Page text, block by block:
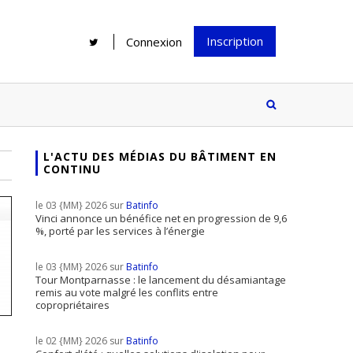
Connexion Inscription
idée mais...
Le print sous toutes ses formes a-t-
il encore sa place dans un monde
Rénover une salle de bains : gagner
supports
inscrire
à notre
?
L'ACTU DES MÉDIAS DU BÂTIMENT EN
CONTINU
le 03 {MM} 2026 surBatinfo
Vinci annonce un bénéfice net en progression de 9,6
%, porté par les services à l’énergie
le 03 {MM} 2026 surBatinfo
Tour Montparnasse : le lancement du désamiantage
remis au vote malgré les conflits entre
copropriétaires
le 02 {MM} 2026 surBatinfo